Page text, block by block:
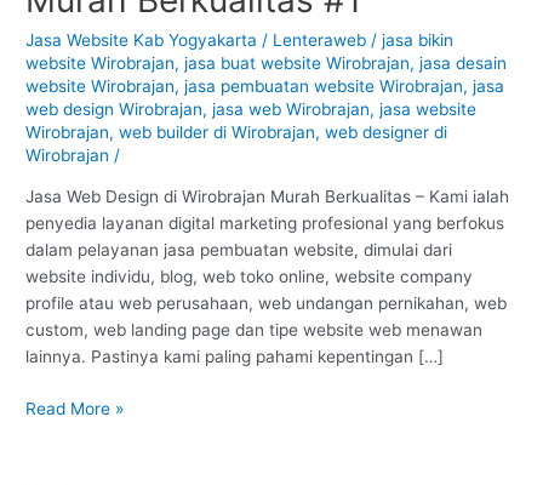
Jasa Website Kab Yogyakarta / Lenteraweb /jasa bikin
website Wirobrajan,jasa buat website Wirobrajan,jasa desain
website Wirobrajan,jasa pembuatan website Wirobrajan,jasa
web design Wirobrajan,jasa web Wirobrajan,jasa website
Wirobrajan,web builder di Wirobrajan,web designer di
Wirobrajan /
Jasa Web Design di Wirobrajan Murah Berkualitas – Kami ialah
penyedia layanan digital marketing profesional yang berfokus
dalam pelayanan jasa pembuatan website, dimulai dari
website individu, blog, web toko online, website company
profile atau web perusahaan, web undangan pernikahan, web
custom, web landing page dan tipe website web menawan
lainnya. Pastinya kami paling pahami kepentingan […]
Wirobrajan
–
Yogyakarta
:
Murah
Berkualitas
Read More »